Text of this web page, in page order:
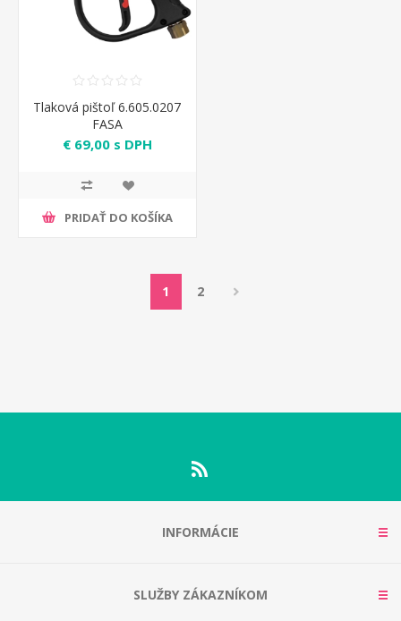
Tlaková pištoľ 6.605.0207
FASA
€ 69,00 s DPH
PRIDAŤ DO KOŠÍKA
1 2
INFORMÁCIE
SLUŽBY ZÁKAZNÍKOM